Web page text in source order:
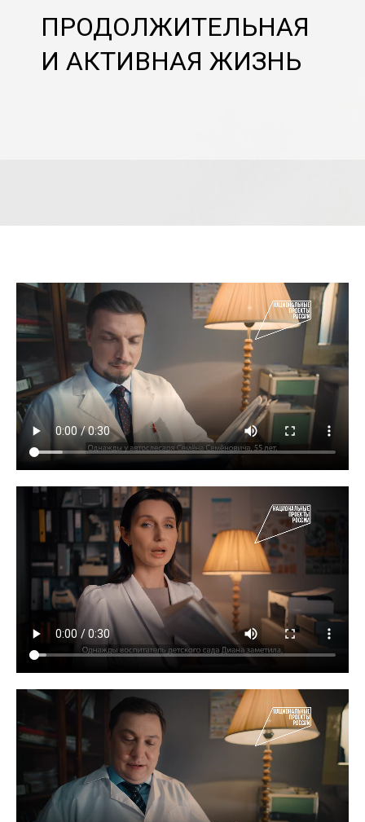
ПРОДОЛЖИТЕЛЬНАЯ
И АКТИВНАЯ ЖИЗНЬ